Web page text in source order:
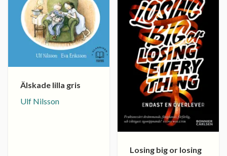
Älskade lilla gris
Ulf Nilsson
Losing big or losing